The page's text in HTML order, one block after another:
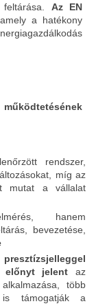
feltárása. Az EN
amely a hatékony
rendszer,
míg az
mutat a vállalat
hanem
bevezetése,
presztízsjelleggel
előnyt jelent az
több
is támogatják a